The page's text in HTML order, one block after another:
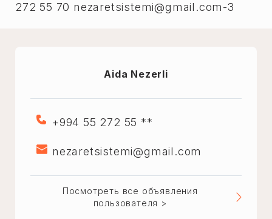
272 55 70 nezaretsistemi@gmail.com-3
Aida Nezerli
+994 55 272 55 **
nezaretsistemi@gmail.com
Посмотреть все объявления
пользователя >